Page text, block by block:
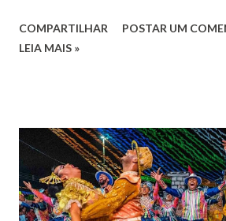
José de Faro Leitão, porém o
indiciamento para apropriar-se da
1862, transferiu-se para o Rio de
uma irmã do Visconde de Uruguai. O
apresentou uma grande dedicação à
COMPARTILHAR
POSTAR UM
LEIA MAIS »